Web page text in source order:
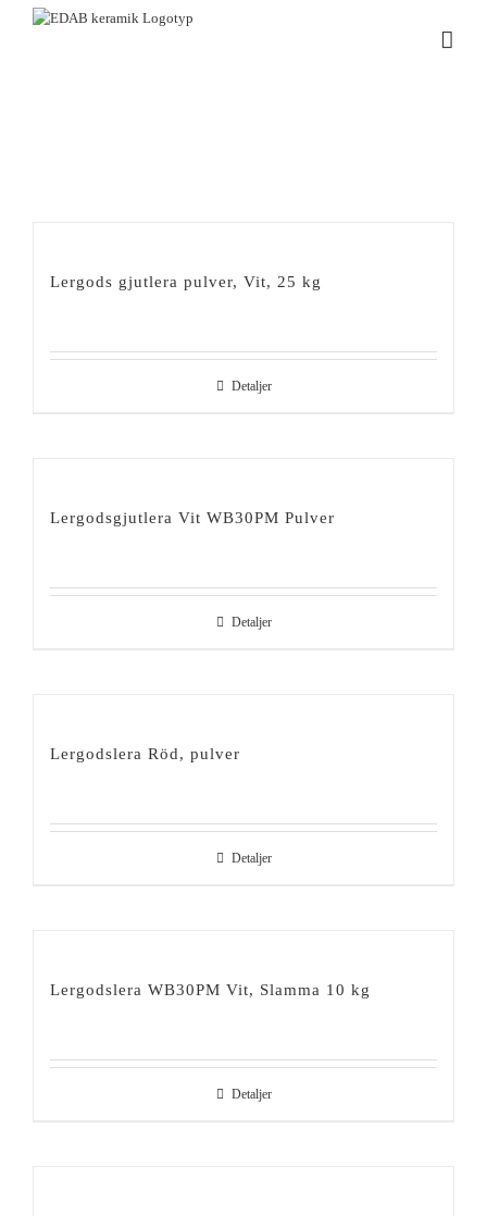
Fortsätt
Lergods gjutlera pulver, Vit, 25 kg
Detaljer
Lergodsgjutlera Vit WB30PM Pulver
Detaljer
Lergodslera Röd, pulver
Detaljer
Lergodslera WB30PM Vit, Slamma 10 kg
Detaljer